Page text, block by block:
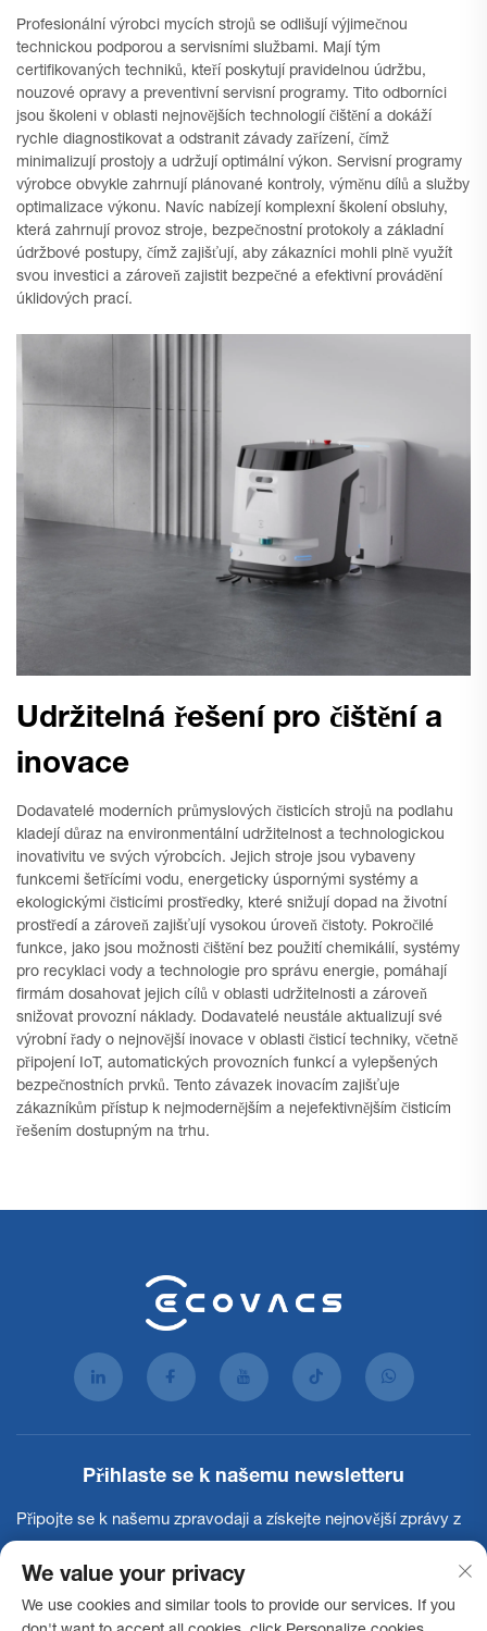
Profesionální výrobci mycích strojů se odlišují výjimečnou
technickou podporou a servisními službami. Mají tým
certifikovaných techniků, kteří poskytují pravidelnou údržbu,
nouzové opravy a preventivní servisní programy. Tito odborníci
jsou školeni v oblasti nejnovějších technologií čištění a dokáží
rychle diagnostikovat a odstranit závady zařízení, čímž
minimalizují prostojy a udržují optimální výkon. Servisní programy
výrobce obvykle zahrnují plánované kontroly, výměnu dílů a služby
optimalizace výkonu. Navíc nabízejí komplexní školení obsluhy,
která zahrnují provoz stroje, bezpečnostní protokoly a základní
údržbové postupy, čímž zajišťují, aby zákazníci mohli plně využít
svou investici a zároveň zajistit bezpečné a efektivní provádění
úklidových prací.
Udržitelná řešení pro čištění a
inovace
Dodavatelé moderních průmyslových čisticích strojů na podlahu
kladejí důraz na environmentální udržitelnost a technologickou
inovativitu ve svých výrobcích. Jejich stroje jsou vybaveny
funkcemi šetřícími vodu, energeticky úspornými systémy a
ekologickými čisticími prostředky, které snižují dopad na životní
prostředí a zároveň zajišťují vysokou úroveň čistoty. Pokročilé
funkce, jako jsou možnosti čištění bez použití chemikálií, systémy
pro recyklaci vody a technologie pro správu energie, pomáhají
firmám dosahovat jejich cílů v oblasti udržitelnosti a zároveň
snižovat provozní náklady. Dodavatelé neustále aktualizují své
výrobní řady o nejnovější inovace v oblasti čisticí techniky, včetně
připojení IoT, automatických provozních funkcí a vylepšených
bezpečnostních prvků. Tento závazek inovacím zajišťuje
zákazníkům přístup k nejmodernějším a nejefektivnějším čisticím
řešením dostupným na trhu.
Přihlaste se k našemu newsletteru
Připojte se k našemu zpravodaji a získejte nejnovější zprávy z
Přihlásit se k odběru
We value your privacy
We use cookies and similar tools to provide our services. If you